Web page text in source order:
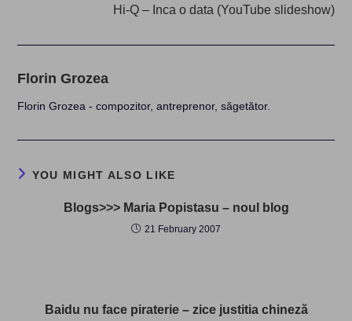
Hi-Q – Inca o data (YouTube slideshow)
Florin Grozea
Florin Grozea - compozitor, antreprenor, săgetător.
YOU MIGHT ALSO LIKE
Blogs>>> Maria Popistasu – noul blog
21 February 2007
Baidu nu face piraterie – zice justitia chineză